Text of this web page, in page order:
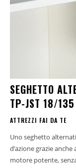
SEGHETTO
TP-JST 18/
ATTREZZI FAI DA TE
Uno seghetto
d’azione grazie
motore potente,